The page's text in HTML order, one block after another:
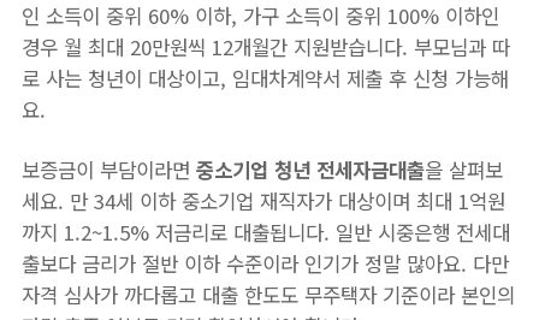
인 소득이 중위 60% 이하, 가구 소득이 중위 100% 이하인
경우 월 최대 20만원씩 12개월간 지원받습니다. 부모님과 따
로 사는 청년이 대상이고, 임대차계약서 제출 후 신청 가능해
요.
보증금이 부담이라면 중소기업 청년 전세자금대출을 살펴보
세요. 만 34세 이하 중소기업 재직자가 대상이며 최대 1억원
까지 1.2~1.5% 저금리로 대출됩니다. 일반 시중은행 전세대
출보다 금리가 절반 이하 수준이라 인기가 정말 많아요. 다만
자격 심사가 까다롭고 대출 한도도 무주택자 기준이라 본인의